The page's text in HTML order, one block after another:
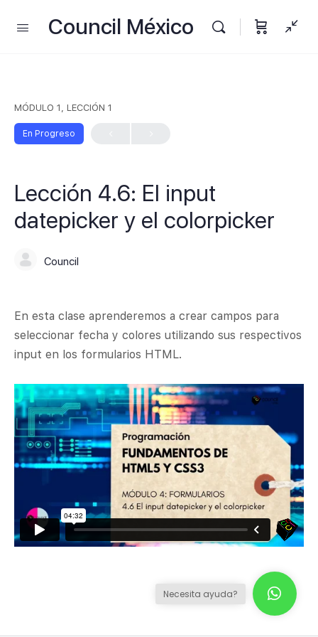
Council México
MÓDULO 1, LECCIÓN 1
En Progreso
Lección 4.6: El input
datepicker y el colorpicker
Council
En esta clase aprenderemos a crear campos para
seleccionar fecha y colores utilizando sus respectivos
input en los formularios HTML.
Necesita ayuda?